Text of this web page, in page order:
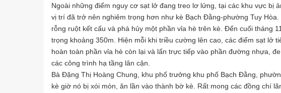
Ngoài những điểm nguy cơ sạt lở đang treo lơ lửng, tại các khu vực bị
vị trí đã trở nên nghiêm trọng hơn như kè Bạch Đằng-phường Tuy
rỗng ruột kết cấu và phá hủy một phần vỉa hè trên kè. Đến cuối tháng
trọng khoảng 350m. Hiện mỗi khi triều cường lên cao, các điểm sạt lở
hoàn toàn phần vỉa hè còn lại và lấn trực tiếp vào phần đường nhựa,
các công trình hạ tầng lân cận.
Bà Đặng Thị Hoàng Chung, khu phố trưởng khu phố Bạch Đằng,
kè giờ nó bị xói mòn, ăn lần vào thành bờ kè. Rất mong các đồng chí